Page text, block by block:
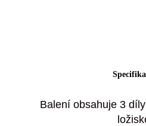
Balení obsahuje 3